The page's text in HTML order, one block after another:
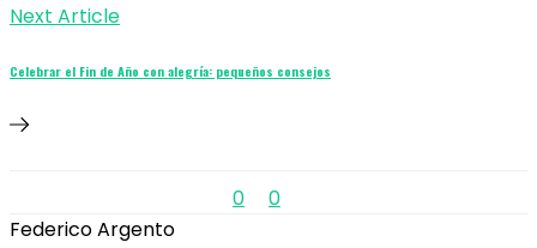
Next Article
Celebrar el Fin de Año con alegría: pequeños consejos
0
0
Federico Argento